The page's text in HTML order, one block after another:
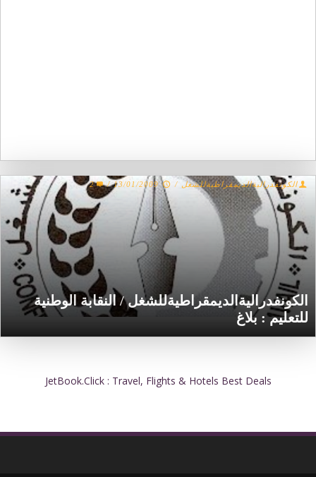
الكونفدراليةالديمقراطيةللشغل / النقابة الوطنية
للتعليم : بلاغ
الكونفدراليةالديمقراطيةللشغل /
13/01/2009
/
2
JetBook.Click : Travel, Flights & Hotels Best Deals